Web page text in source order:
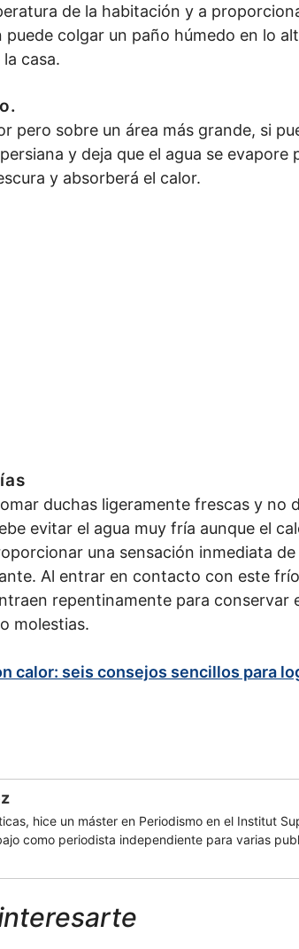
de la habitación y a
colgar un paño húmedo en lo
casa.
pero sobre un área más grande, si
y deja que el agua se evapore
y absorberá el calor.
duchas ligeramente frescas y no
evitar el agua muy fría aunque el
una sensación inmediata
Al entrar en contacto con este frío
repentinamente para conservar
molestias.
calor: seis consejos sencillos para
hice un máster en Periodismo en el Institut
como periodista independiente para varias